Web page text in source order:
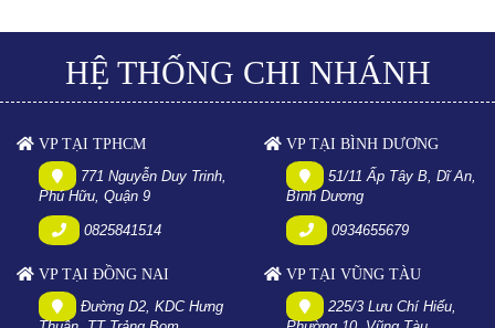
HỆ THỐNG CHI NHÁNH
VP TẠI TPHCM
771 Nguyễn Duy Trinh,
Phú Hữu, Quận 9
0825841514
VP TẠI BÌNH DƯƠNG
51/11 Ấp Tây B, Dĩ An,
Bình Dương
0934655679
VP TẠI ĐỒNG NAI
Đường D2, KDC Hưng
VP TẠI VŨNG TÀU
225/3 Lưu Chí Hiếu,